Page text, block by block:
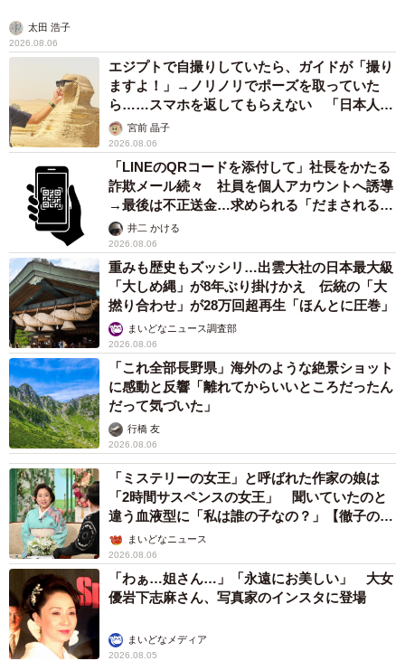
太田 浩子
2026.08.06
エジプトで自撮りしていたら、ガイドが「撮り
ますよ！」→ノリノリでポーズを取っていた
ら……スマホを返してもらえない 「日本人は
カモ代表かも」「私は6時間で3万円払った」
宮前 晶子
2026.08.06
「LINEのQRコードを添付して」社長をかたる
詐欺メール続々 社員を個人アカウントへ誘導
→最後は不正送金…求められる「だまされる前
提」の対策
井二 かける
2026.08.06
重みも歴史もズッシリ…出雲大社の日本最大級
「大しめ縄」が8年ぶり掛けかえ 伝統の「大
撚り合わせ」が28万回超再生「ほんとに圧巻」
まいどなニュース調査部
2026.08.06
「これ全部長野県」海外のような絶景ショット
に感動と反響「離れてからいいところだったん
だって気づいた」
行橋 友
2026.08.06
「ミステリーの女王」と呼ばれた作家の娘は
「2時間サスペンスの女王」 聞いていたのと
違う血液型に「私は誰の子なの？」【徹子の部
屋】まいどなニュース
2026.08.06
「わぁ…姐さん…」「永遠にお美しい」 大女
優岩下志麻さん、写真家のインスタに登場
まいどなメディア
2026.08.05